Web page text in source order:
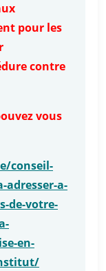
pour les
contre
vous
conseil-
adresser-a-
de-votre-
en-